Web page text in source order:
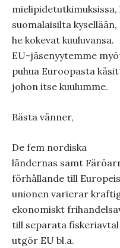
mielipidetutkimuksissa,
suomalaisilta
he kokevat kuuluvansa.
EU-jäsenyytemme
puhua Euroopasta
johon itse kuulumme.
Bästa vänner,
De fem nordiska
ländernas samt
förhållande till
unionen varierar
ekonomiskt
till separata
utgör EU bl.a.